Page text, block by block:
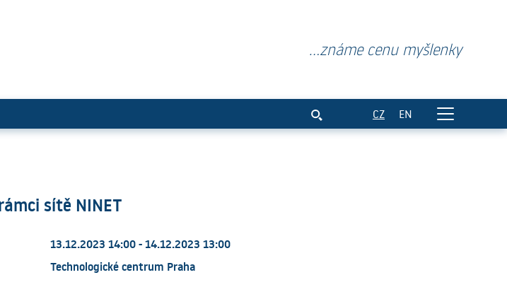
HE v rámci sítě NINET
...známe cenu myšlenky
CZ EN
sítě NINET
13.12.2023 14:00 - 14.12.2023 13:00
Technologické centrum Praha